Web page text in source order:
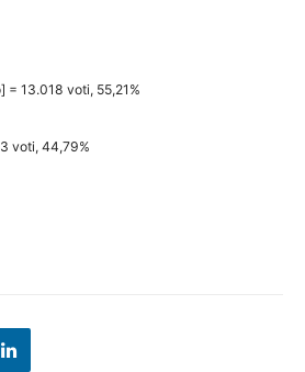
= 13.018 voti, 55,21%
voti, 44,79%